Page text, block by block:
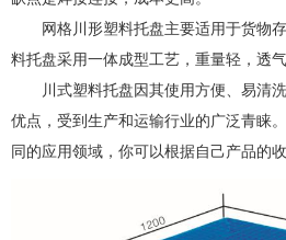
网格川形塑料托盘主要适用于货物存
料托盘采用一体成型工艺，重量轻，透气
川式塑料托盘因其使用方便、易清洗
优点，受到生产和运输行业的广泛青睐
同的应用领域，你可以根据自己产品的